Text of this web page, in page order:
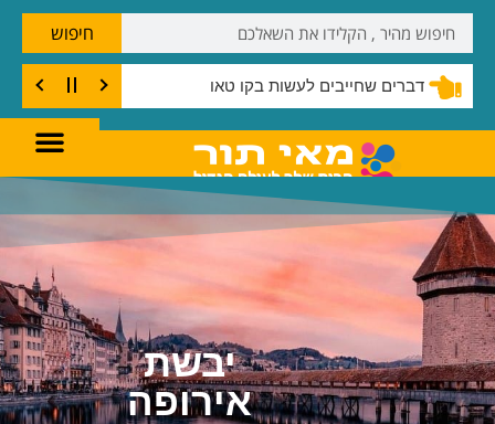
דברים שחייבים לעשות בקו טאו
חיפוש
יבשת אירופה
יבשת
אירופה